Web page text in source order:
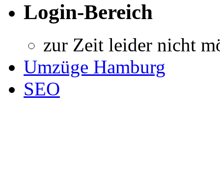
Login-Bereich
zur Zeit leider nicht
Umzüge Hamburg
SEO